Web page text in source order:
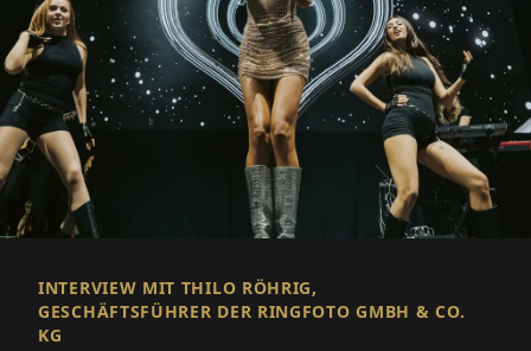
INTERVIEW MIT THILO RÖHRIG,
GESCHÄFTSFÜHRER DER RINGFOTO GMBH & CO.
KG